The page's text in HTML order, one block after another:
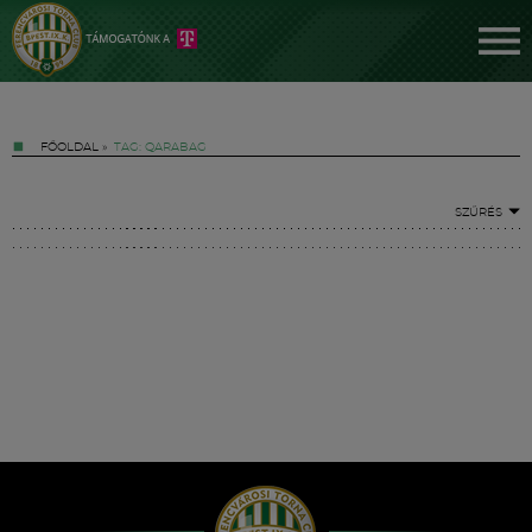
FŐOLDAL » TAG: QARABAG
SZŰRÉS
Hírek